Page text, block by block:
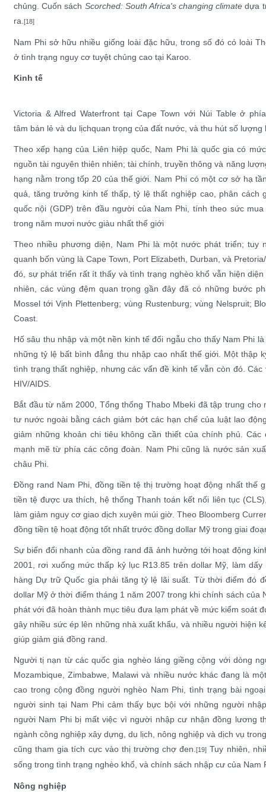
chủng . Cuốn sách Scorched: South Africa's changing climate dựa
ra. [18]
Nam Phi sở hữu nhiều giống loài đặc hữu, trong số đó có loài
ở tình trạng nguy cơ tuyệt chủng cao tại Karoo
Kinh tế
Victoria & Alfred Waterfront tại Cape Town với Núi Table ở
tâm bán lẻ và du lịchquan trọng của đất nước, và thu hút số lượng
Theo xếp hạng của Liên hiệp quốc, Nam Phi là quốc gia có
nguồn tài nguyên thiên nhiên; tài chính, truyền thông và năng
hạng nằm trong tốp 20 của thế giới. Nam Phi có một cơ sở hạ
quả, tăng trưởng kinh tế thấp, tỷ lệ thất nghiệp cao, phân cách
quốc nội (GDP) trên đầu người của Nam Phi, tính theo sức
trong năm mươi nước giàu nhất thế giới
Theo nhiều phương diện, Nam Phi là một nước phát triển; tuy
quanh bốn vùng là Cape Town, Port Elizabeth, Durban, và
đó, sự phát triển rất ít thấy và tình trạng nghèo khổ vẫn hiện
nhiên, các vùng đệm quan trọng gần đây đã có những bước
Mossel tới Vịnh Plettenberg; vùng Rustenburg; vùng Nelspruit;
Coast.
Hố sâu thu nhập và một nền kinh tế đối ngẫu cho thấy Nam Phi
những tỷ lệ bất bình đẳng thu nhậpcao nhất thế giới. Một thập
tình trạng thất nghiệp, nhưng các vấn đề kinh tế vẫn còn đó.
HIV/AIDS.
Bắt đầu từ năm 2000, Tổng thống Thabo Mbeki đã tập trung
tư nước ngoài bằng cách giảm bớt các hạn chế của luật lao
giảm những khoản chi tiêu không cần thiết của chính phủ.
mạnh mẽ từ phía cáccông đoàn . Nam Phi cũng là nước sản
châu Phi.
Đồng rand Nam Phi, đồng tiền tệ thị trường hoạt động nhất thế
tiền tệ được ưa thích, hệ thốngThanh toán kết nối liên tục
làm giảm nguy cơ giao dịch xuyên múi giờ . Theo Bloomberg
đồng tiền tệ hoạt động tốt nhất trước đồng dollar Mỹ trong giai
Sự biến đổi nhanh của đồng rand đã ảnh hưởng tới hoạt động
2001, rơi xuống mức thấp kỷ lục R13.85 trên dollar Mỹ , làm
hàng Dự trữ Quốc gia phải tăngtỷ lệ lãi suất . Từ thời điểm đó
dollar Mỹ ở thời điểm tháng 1 năm 2007 trong khi chính sách của
phát với đã hoàn thành mục tiêu đưa lạm phát về mức kiểm soát
gây nhiều sức ép lên những nhà xuất khẩu, và nhiều người hiện
giúp giảm giá đồng rand.
Người tị nạn từ các quốc gia nghèo láng giềng cộng với dòng
Mozambique, Zimbabwe, Malawi và nhiều nước khác đang là
cao trong cộng đồng người nghèo Nam Phi, tình trạng bài ngoại
người sinh tại Nam Phi cảm thấy bực bội với những người
người Nam Phi bị mất việc vì người nhập cư nhận đồng lương
ngành công nghiệp xây dựng du lịch nông nghiệp và dịch vụ
cũng tham gia tích cực vào thị trường chợ đen.[19] Tuy nhiên,
sống trong tình trạng nghèo khổ, và chính sách nhập cư của
Nông nghiệp